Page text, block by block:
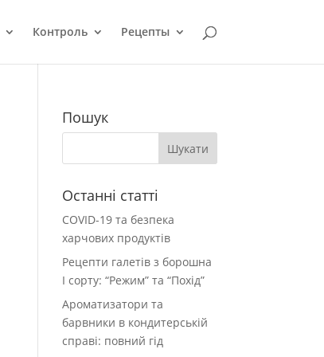
Контроль Рецепты
Пошук
Останні статті
COVID-19 та безпека
харчових продуктів
Рецепти галетів з борошна
І сорту: “Режим” та “Похід”
Ароматизатори та
барвники в кондитерській
справі: повний гід